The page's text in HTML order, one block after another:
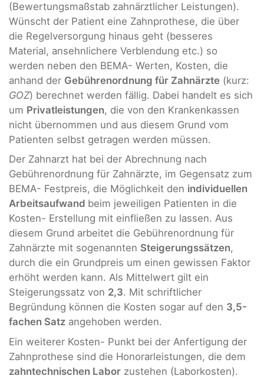
(Bewertungsmaßstab zahnärztlicher Leistungen).
Wünscht der Patient eine Zahnprothese, die über
die Regelversorgung hinaus geht (besseres
Material, ansehnlichere Verblendung etc.) so
werden neben den BEMA- Werten, Kosten, die
anhand der Gebührenordnung für Zahnärzte (kurz:
GOZ) berechnet werden fällig. Dabei handelt es sich
um Privatleistungen, die von den Krankenkassen
nicht übernommen und aus diesem Grund vom
Patienten selbst getragen werden müssen.
Der Zahnarzt hat bei der Abrechnung nach
Gebührenordnung für Zahnärzte, im Gegensatz zum
BEMA- Festpreis, die Möglichkeit den individuellen
Arbeitsaufwand beim jeweiligen Patienten in die
Kosten- Erstellung mit einfließen zu lassen. Aus
diesem Grund arbeitet die Gebührenordnung für
Zahnärzte mit sogenannten Steigerungssätzen,
durch die ein Grundpreis um einen gewissen Faktor
erhöht werden kann. Als Mittelwert gilt ein
Steigerungssatz von 2,3. Mit schriftlicher
Begründung können die Kosten sogar auf den 3,5-
fachen Satz angehoben werden.
Ein weiterer Kosten- Punkt bei der Anfertigung der
Zahnprothese sind die Honorarleistungen, die dem
zahntechnischen Labor zustehen (Laborkosten).